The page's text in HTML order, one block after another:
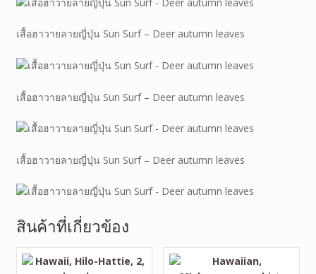
เสื้อฮาวายลายญี่ปุ่น Sun Surf – Deer autumn leaves
เสื้อฮาวายลายญี่ปุ่น Sun Surf – Deer autumn leaves
เสื้อฮาวายลายญี่ปุ่น Sun Surf – Deer autumn leaves
สินค้าที่เกี่ยวข้อง